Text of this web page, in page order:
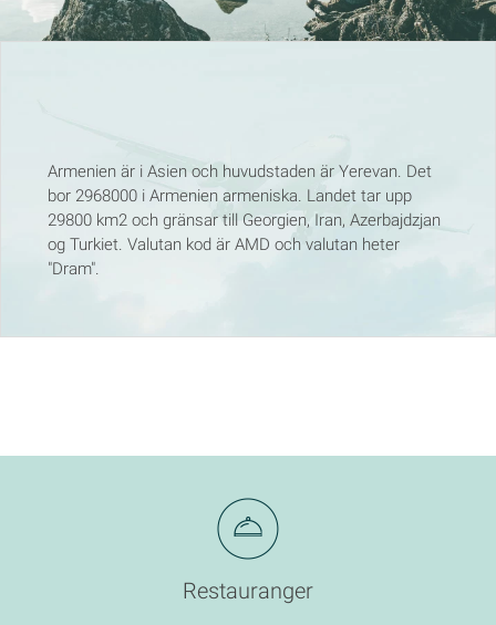
Armenien är i Asien och huvudstaden är Yerevan. Det
bor 2968000 i Armenien armeniska. Landet tar upp
29800 km2 och gränsar till Georgien, Iran, Azerbajdzjan
og Turkiet. Valutan kod är AMD och valutan heter
"Dram".
Restauranger